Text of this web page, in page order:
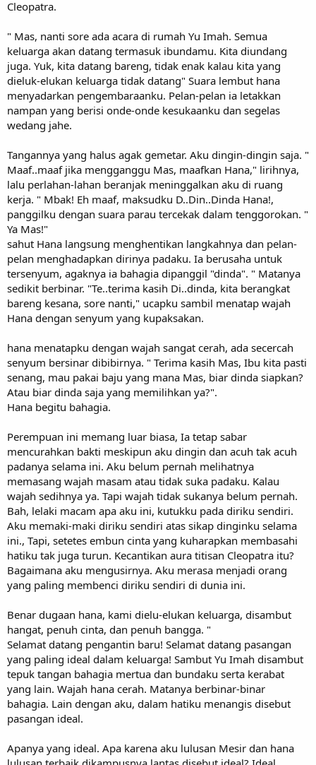
Cleopatra.
" Mas, nanti sore ada acara di rumah Yu Imah. Semua
keluarga akan datang termasuk ibundamu. Kita diundang
juga. Yuk, kita datang bareng, tidak enak kalau kita yang
dieluk-elukan keluarga tidak datang" Suara lembut hana
menyadarkan pengembaraanku. Pelan-pelan ia letakkan
nampan yang berisi onde-onde kesukaanku dan segelas
wedang jahe.
Tangannya yang halus agak gemetar. Aku dingin-dingin saja. "
Maaf..maaf jika mengganggu Mas, maafkan Hana," lirihnya,
lalu perlahan-lahan beranjak meninggalkan aku di ruang
kerja. " Mbak! Eh maaf, maksudku D..Din..Dinda Hana!,
panggilku dengan suara parau tercekak dalam tenggorokan. "
Ya Mas!"
sahut Hana langsung menghentikan langkahnya dan pelan-
pelan menghadapkan dirinya padaku. Ia berusaha untuk
tersenyum, agaknya ia bahagia dipanggil "dinda". " Matanya
sedikit berbinar. "Te..terima kasih Di..dinda, kita berangkat
bareng kesana, sore nanti," ucapku sambil menatap wajah
Hana dengan senyum yang kupaksakan.
hana menatapku dengan wajah sangat cerah, ada secercah
senyum bersinar dibibirnya. " Terima kasih Mas, Ibu kita pasti
senang, mau pakai baju yang mana Mas, biar dinda siapkan?
Atau biar dinda saja yang memilihkan ya?".
Hana begitu bahagia.
Perempuan ini memang luar biasa, Ia tetap sabar
mencurahkan bakti meskipun aku dingin dan acuh tak acuh
padanya selama ini. Aku belum pernah melihatnya
memasang wajah masam atau tidak suka padaku. Kalau
wajah sedihnya ya. Tapi wajah tidak sukanya belum pernah.
Bah, lelaki macam apa aku ini, kutukku pada diriku sendiri.
Aku memaki-maki diriku sendiri atas sikap dinginku selama
ini., Tapi, setetes embun cinta yang kuharapkan membasahi
hatiku tak juga turun. Kecantikan aura titisan Cleopatra itu?
Bagaimana aku mengusirnya. Aku merasa menjadi orang
yang paling membenci diriku sendiri di dunia ini.
Benar dugaan hana, kami dielu-elukan keluarga, disambut
hangat, penuh cinta, dan penuh bangga. "
Selamat datang pengantin baru! Selamat datang pasangan
yang paling ideal dalam keluarga! Sambut Yu Imah disambut
tepuk tangan bahagia mertua dan bundaku serta kerabat
yang lain. Wajah hana cerah. Matanya berbinar-binar
bahagia. Lain dengan aku, dalam hatiku menangis disebut
pasangan ideal.
Apanya yang ideal. Apa karena aku lulusan Mesir dan hana